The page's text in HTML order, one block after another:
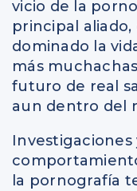
vicio de la
principal
dominado la
más
futuro de real
aun dentro del
Investigaciones
la pornografía